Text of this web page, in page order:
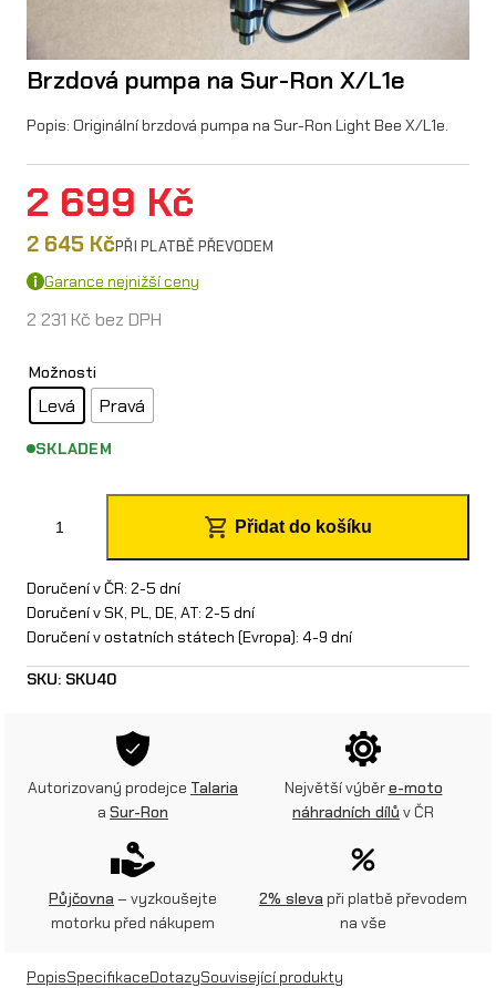
Brzdová pumpa na Sur-Ron X/L1e
Popis: Originální brzdová pumpa na Sur-Ron Light Bee X/L1e.
2 699 Kč
2 645 KčPŘI PLATBĚ PŘEVODEM
Garance nejnižší ceny
2 231 Kč bez DPH
Možnosti
Levá Pravá
SKLADEM
z
d
o
Přidat do košíku
Doručení v ČR: 2-5 dní
Doručení v SK, PL, DE, AT: 2-5 dní
Doručení v ostatních státech (Evropa): 4-9 dní
SKU: SKU40
Autorizovaný prodejce Talaria
a Sur-Ron
Největší výběre-moto
náhradních dílů v ČR
Půjčovna – vyzkoušejte
motorku před nákupem
2% sleva při platbě převodem
na vše
PopisSpecifikaceDotazySouvisející produkty